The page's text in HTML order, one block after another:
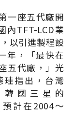
一座五代廠開
內TFT-LCD業
以引進製程設
年，「最快在
五代廠，」光
指出，台灣
韓國三星的
計在2004～